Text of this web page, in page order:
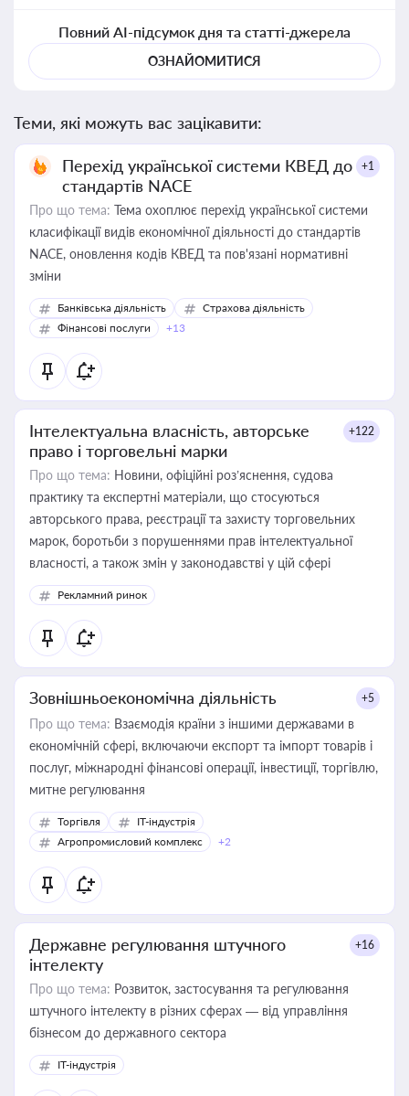
Повний AI-підсумок дня та статті-джерела
ОЗНАЙОМИТИСЯ
Теми, які можуть вас зацікавити:
Перехід української системи КВЕД до
стандартів NACE
+1
Про що тема: Тема охоплює перехід української системи
класифікації видів економічної діяльності до стандартів
NACE, оновлення кодів КВЕД та пов'язані нормативні
зміни
Банківська діяльність
Страхова діяльність
Фінансові послуги
+13
Інтелектуальна власність, авторське
право і торговельні марки
+122
Про що тема: Новини, офіційні роз’яснення, судова
практику та експертні матеріали, що стосуються
авторського права, реєстрації та захисту торговельних
марок, боротьби з порушеннями прав інтелектуальної
власності, а також змін у законодавстві у цій сфері
Рекламний ринок
Зовнішньоекономічна діяльність +5
Про що тема: Взаємодія країни з іншими державами в
економічній сфері, включаючи експорт та імпорт товарів і
послуг, міжнародні фінансові операції, інвестиції, торгівлю,
митне регулювання
Торгівля
IT-індустрія
Агропромисловий комплекс
+2
Державне регулювання штучного
інтелекту
+16
Про що тема: Розвиток, застосування та регулювання
штучного інтелекту в різних сферах — від управління
бізнесом до державного сектора
IT-індустрія